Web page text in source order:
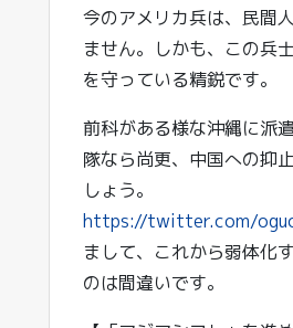
今のアメリカ兵は、民間
ません。しかも、この兵
を守っている精鋭です。
前科がある様な沖縄に派
隊なら尚更、中国への抑
しょう。
https://twitter.com/
まして、これから弱体化
のは間違いです。